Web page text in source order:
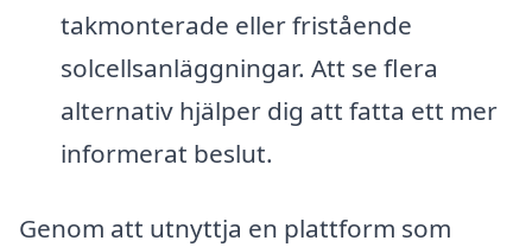
takmonterade eller fristående
solcellsanläggningar. Att se flera
alternativ hjälper dig att fatta ett mer
informerat beslut.
Genom att utnyttja en plattform som